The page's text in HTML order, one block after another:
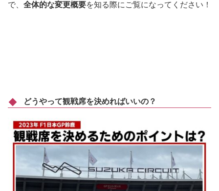
で、 全体的な変更概要を知る際にご覧になってください！
どうやって観戦席を決めればいいの？